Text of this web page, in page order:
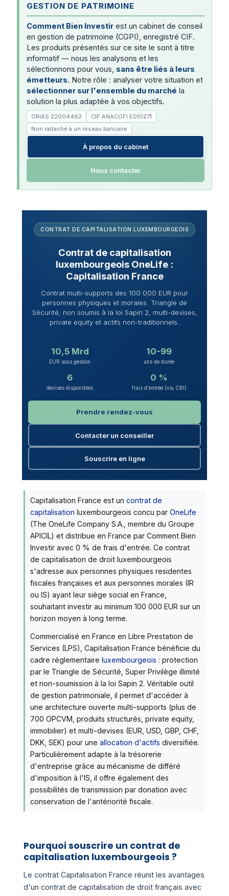
GESTION DE PATRIMOINE
Comment Bien Investir est un cabinet de conseil
en gestion de patrimoine (CGPI), enregistré CIF.
Les produits présentés sur ce site le sont à titre
informatif — nous les analysons et les
sélectionnons pour vous, sans être liés à leurs
émetteurs. Notre rôle : analyser votre situation et
sélectionner sur l'ensemble du marché la
solution la plus adaptée à vos objectifs.
ORIAS 22004462
CIF ANACOFI E010271
Non rattaché à un réseau bancaire
À propos du cabinet
Nous contacter
CONTRAT DE CAPITALISATION LUXEMBOURGEOIS
Contrat de capitalisation
luxembourgeois OneLife :
Capitalisation France
Contrat multi-supports des 100 000 EUR pour
personnes physiques et morales. Triangle de
Sécurité, non soumis à la loi Sapin 2, multi-devises,
private equity et actifs non-traditionnels.
10,5 Mrd
EUR sous gestion
10-99
ans de durée
6
devises disponibles
0 %
frais d'entrée (via CBI)
Prendre rendez-vous
Contacter un conseiller
Souscrire en ligne
Capitalisation France est un contrat de
capitalisation luxembourgeois concu par OneLife
(The OneLife Company S.A., membre du Groupe
APICIL) et distribue en France par Comment Bien
Investir avec 0 % de frais d'entrée. Ce contrat
de capitalisation de droit luxembourgeois
s'adresse aux personnes physiques residentes
fiscales françaises et aux personnes morales (IR
ou IS) ayant leur siège social en France,
souhaitant investir au minimum 100 000 EUR sur un
horizon moyen à long terme.
Commercialisé en France en Libre Prestation de
Services (LPS), Capitalisation France bénéficie du
cadre réglementaire luxembourgeois : protection
par le Triangle de Sécurité, Super Privilège illimité
et non-soumission à la loi Sapin 2. Véritable outil
de gestion patrimoniale, il permet d'accéder à
une architecture ouverte multi-supports (plus de
700 OPCVM, produits structurés, private equity,
immobilier) et multi-devises (EUR, USD, GBP, CHF,
DKK, SEK) pour une allocation d'actifs diversifiée.
Particulièrement adapte à la trésorerie
d'entreprise grâce au mécanisme de différé
d'imposition à l'IS, il offre également des
possibilités de transmission par donation avec
conservation de l'antériorité fiscale.
Pourquoi souscrire un contrat de
capitalisation luxembourgeois ?
Le contrat Capitalisation France réunit les avantages
d'un contrat de capitalisation de droit français avec